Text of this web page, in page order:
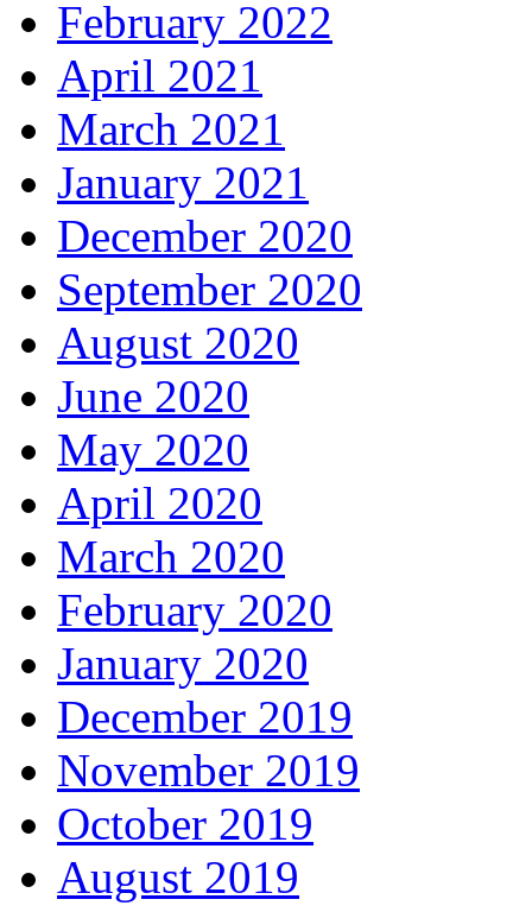
February 2022
April 2021
March 2021
January 2021
December 2020
September 2020
August 2020
June 2020
May 2020
April 2020
March 2020
February 2020
January 2020
December 2019
November 2019
October 2019
August 2019